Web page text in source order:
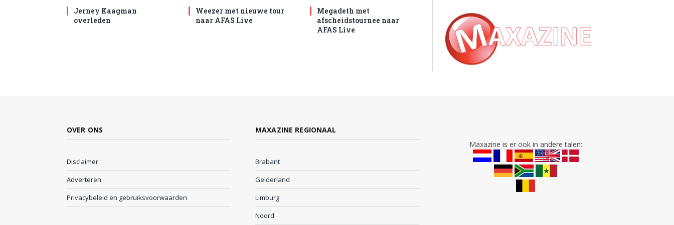
Jerney Kaagman
overleden
Weezer met nieuwe tour
naar AFAS Live
Megadeth met
afscheidstournee naar
AFAS Live
OVER ONS
Disclaimer
Adverteren
Privacybeleid en gebruiksvoorwaarden
MAXAZINE REGIONAAL
Brabant
Gelderland
Limburg
Noord
Maxazine is er ook in andere talen: